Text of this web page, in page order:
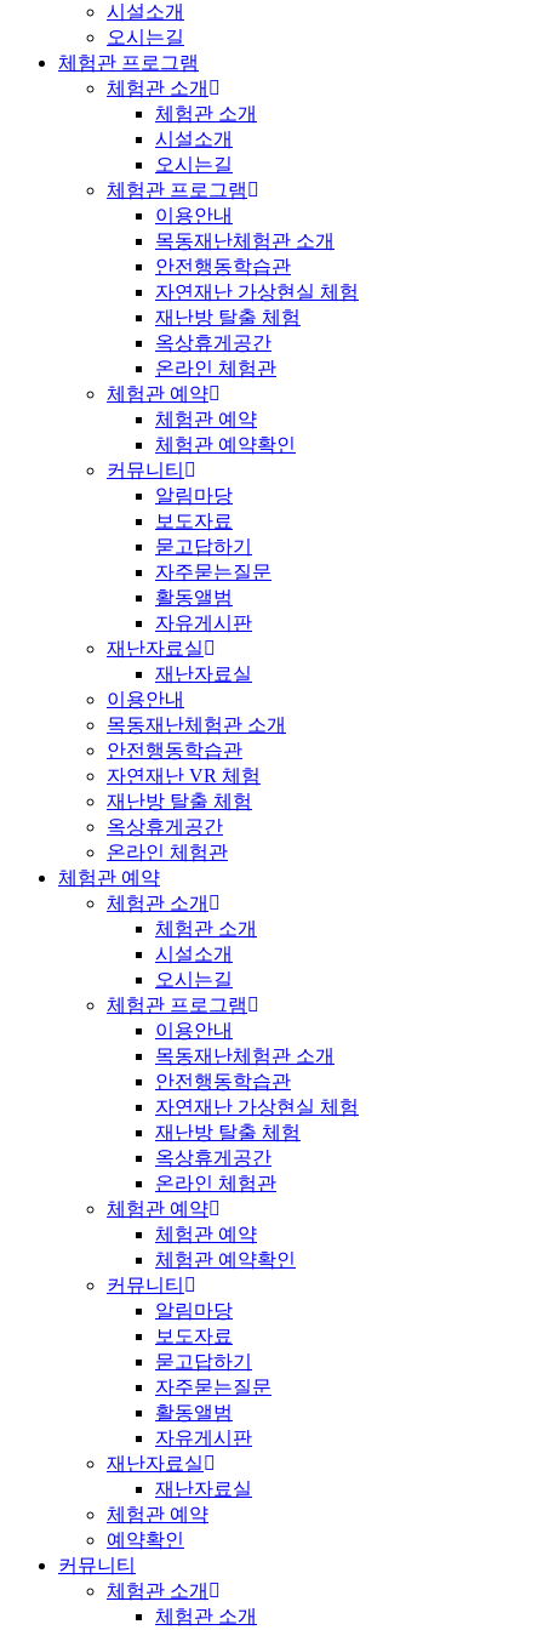
시설소개
오시는길
체험관 프로그램
체험관 소개
체험관 소개
시설소개
오시는길
체험관 프로그램
이용안내
목동재난체험관 소개
안전행동학습관
자연재난 가상현실 체험
재난방 탈출 체험
옥상휴게공간
온라인 체험관
체험관 예약
체험관 예약
체험관 예약확인
커뮤니티
알림마당
보도자료
묻고답하기
자주묻는질문
활동앨범
자유게시판
재난자료실
재난자료실
이용안내
목동재난체험관 소개
안전행동학습관
자연재난 VR 체험
재난방 탈출 체험
옥상휴게공간
온라인 체험관
체험관 예약
체험관 소개
체험관 소개
시설소개
오시는길
체험관 프로그램
이용안내
목동재난체험관 소개
안전행동학습관
자연재난 가상현실 체험
재난방 탈출 체험
옥상휴게공간
온라인 체험관
체험관 예약
체험관 예약
체험관 예약확인
커뮤니티
알림마당
보도자료
묻고답하기
자주묻는질문
활동앨범
자유게시판
재난자료실
재난자료실
체험관 예약
예약확인
커뮤니티
체험관 소개
체험관 소개